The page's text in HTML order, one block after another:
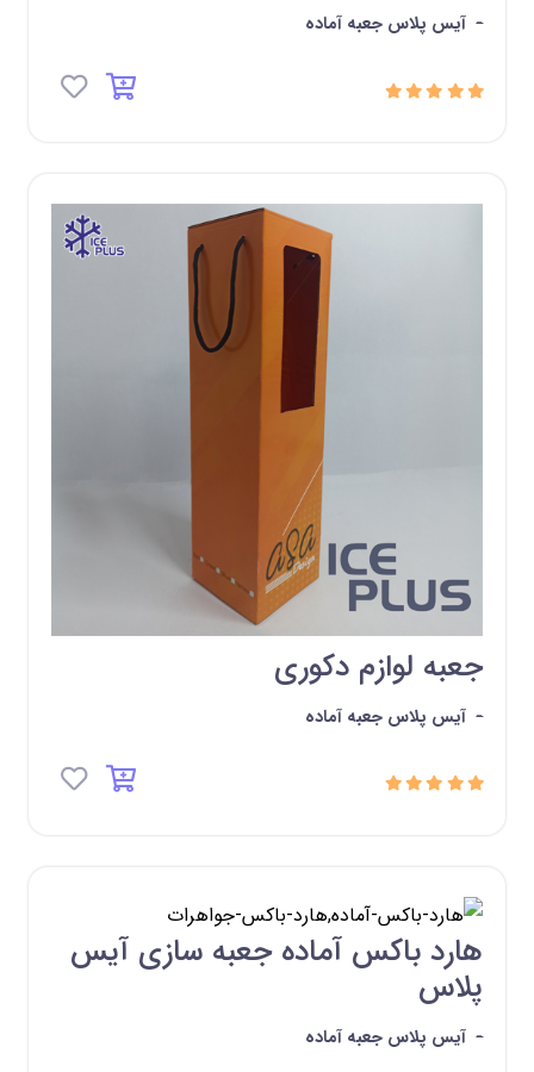
- آیس پلاس جعبه آماده
جعبه لوازم دکوری
- آیس پلاس جعبه آماده
هارد باکس آماده جعبه سازی آیس
پلاس
- آیس پلاس جعبه آماده